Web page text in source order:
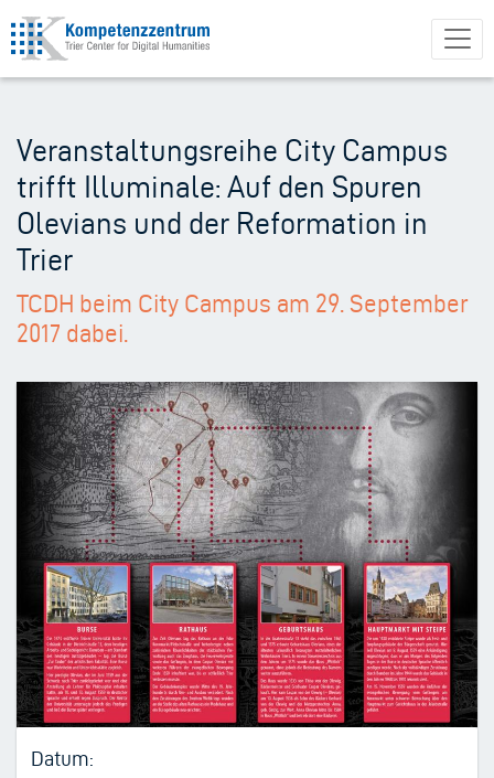
Direkt
zum
Inhalt
Veranstaltungsreihe City Campus
trifft Illuminale: Auf den Spuren
Olevians und der Reformation in
Trier
TCDH beim City Campus am 29. September
2017 dabei.
Datum: